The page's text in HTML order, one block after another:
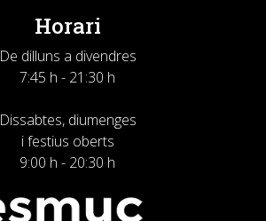
Horari
De dilluns a divendres
7:45 h - 21:30 h
Dissabtes, diumenges
i festius oberts
9:00 h - 20:30 h